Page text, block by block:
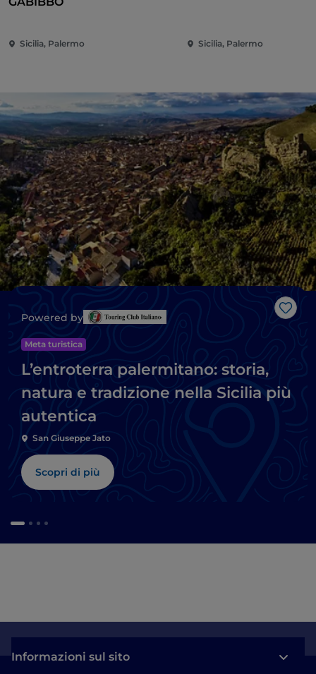
Sicilia, Palermo Sicilia, Palermo
Like
Powered by
Meta turistica
L’entroterra palermitano: storia,
natura e tradizione nella Sicilia più
autentica
San Giuseppe Jato
Scopri di più
Informazioni sul sito